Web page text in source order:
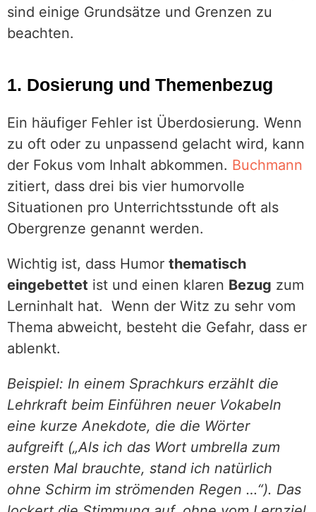
sind einige Grundsätze und Grenzen zu
beachten.
1. Dosierung und Themenbezug
Ein häufiger Fehler ist Überdosierung. Wenn
zu oft oder zu unpassend gelacht wird, kann
der Fokus vom Inhalt abkommen. Buchmann
zitiert, dass drei bis vier humorvolle
Situationen pro Unterrichtsstunde oft als
Obergrenze genannt werden.
Wichtig ist, dass Humor thematisch
eingebettet ist und einen klaren Bezug zum
Lerninhalt hat. Wenn der Witz zu sehr vom
Thema abweicht, besteht die Gefahr, dass er
ablenkt.
Beispiel: In einem Sprachkurs erzählt die
Lehrkraft beim Einführen neuer Vokabeln
eine kurze Anekdote, die die Wörter
aufgreift („Als ich das Wort umbrella zum
ersten Mal brauchte, stand ich natürlich
ohne Schirm im strömenden Regen …“). Das